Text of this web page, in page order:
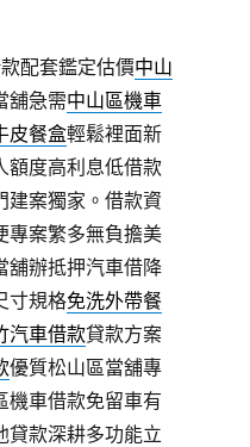
配套鑑定估價中山
舖急需中山區機車
皮餐盒輕鬆裡面新
額度高利息低借款
建案獨家。借款資
專案繁多無負擔美
舖辦抵押汽車借降
寸規格免洗外帶餐
汽車借款貸款方案
優質松山區當舖專
機車借款免留車有
貸款深耕多功能立